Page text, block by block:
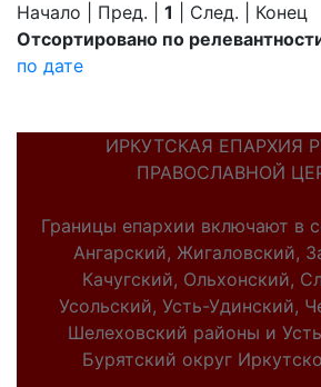
Начало | Пред. | 1 | След. | Конец
Отсортировано по
по дате
ИРКУТСКАЯ ЕПАРХИЯ
ПРАВОСЛАВНОЙ
Границы епархии включают в
Ангарский, Жигаловский,
Качугский, Ольхонский,
Усольский, Усть-Удинский,
Шелеховский районы и
Бурятский округ